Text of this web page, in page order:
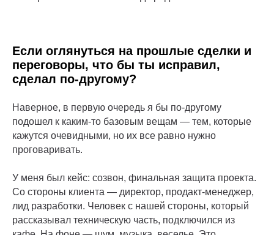
Если оглянуться на прошлые сделки и
переговоры, что бы ты исправил,
сделал по-другому?
Наверное, в первую очередь я бы по-другому
подошел к каким-то базовым вещам — тем, которые
кажутся очевидными, но их все равно нужно
проговаривать.
У меня был кейс: созвон, финальная защита проекта.
Со стороны клиента — директор, продакт-менеджер,
лид разработки. Человек с нашей стороны, который
рассказывал техническую часть, подключился из